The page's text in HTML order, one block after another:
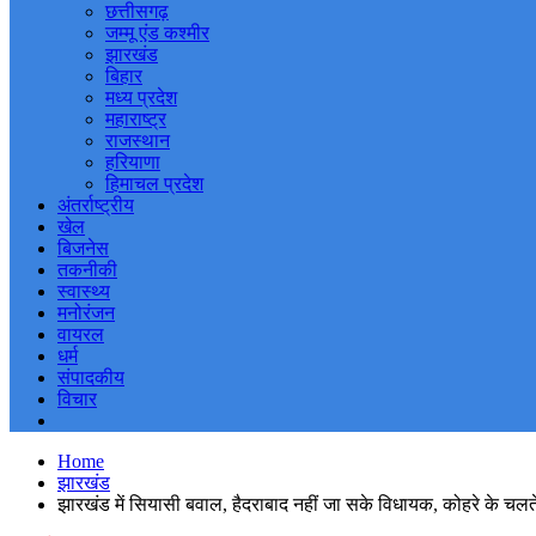
छत्तीसगढ़
जम्मू एंड कश्मीर
झारखंड
बिहार
मध्य प्रदेश
महाराष्ट्र
राजस्थान
हरियाणा
हिमाचल प्रदेश
अंतर्राष्ट्रीय
खेल
बिजनेस
तकनीकी
स्वास्थ्य
मनोरंजन
वायरल
धर्म
संपादकीय
विचार
Home
झारखंड
झारखंड में सियासी बवाल, हैदराबाद नहीं जा सके विधायक, कोहरे के चलते